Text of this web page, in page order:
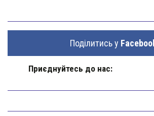
Поділитись у
Приєднуйтесь до нас: